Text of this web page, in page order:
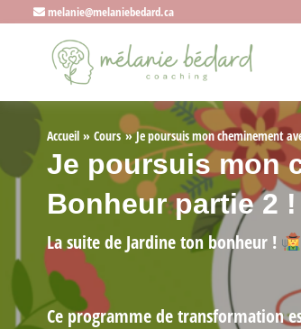
melanie@melaniebedard.ca
Accueil Cours Je poursuis mon cheminement
Je poursuis mon
Bonheur partie 2 !
La suite de Jardine ton bonheur !
Ce programme de transformation